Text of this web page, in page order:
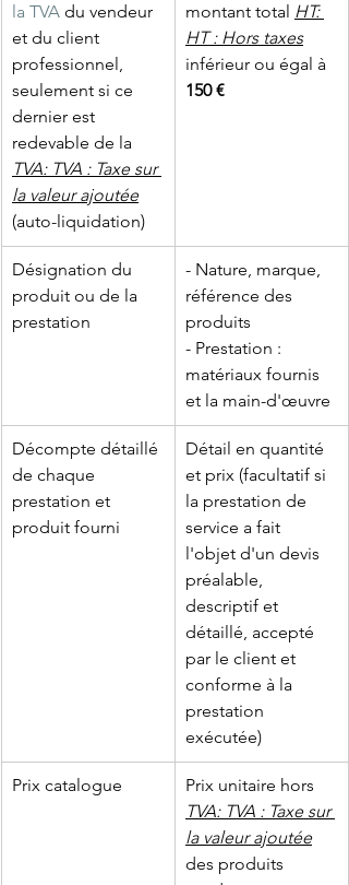
la TVA du vendeur
et du client
professionnel,
seulement si ce
dernier est
redevable de la
TVA: TVA : Taxe sur
la valeur ajoutée
(auto-liquidation)
montant total HT:
HT : Hors taxes
inférieur ou égal à
150 €
Désignation du
produit ou de la
prestation
- Nature, marque,
référence des
produits
- Prestation :
matériaux fournis
et la main-d'œuvre
Décompte détaillé
de chaque
prestation et
produit fourni
Détail en quantité
et prix (facultatif si
la prestation de
service a fait
l'objet d'un devis
préalable,
descriptif et
détaillé, accepté
par le client et
conforme à la
prestation
exécutée)
Prix catalogue
Prix unitaire hors
TVA: TVA : Taxe sur
la valeur ajoutée
des produits